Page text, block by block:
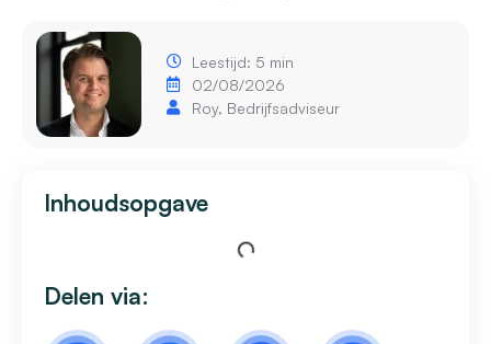
Leestijd: 5 min
02/08/2026
Roy, Bedrijfsadviseur
Inhoudsopgave
Delen via: